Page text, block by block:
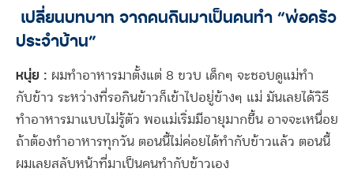
เปลี่ยนบทบาท จากคนกินมาเป็นคนทำ “พ่อครัว
ประจำบ้าน”
หนุ่ย : ผมทำอาหารมาตั้งแต่ 8 ขวบ เด็กๆ จะชอบดูแม่ทำ
กับข้าว ระหว่างที่รอกินข้าวก็เข้าไปอยู่ข้างๆ แม่ มันเลยได้วิธี
ทำอาหารมาแบบไม่รู้ตัว พอแม่เริ่มมีอายุมากขึ้น อาจจะเหนื่อย
ถ้าต้องทำอาหารทุกวัน ตอนนี้ไม่ค่อยได้ทำกับข้าวแล้ว ตอนนี้
ผมเลยสลับหน้าที่มาเป็นคนทำกับข้าวเอง